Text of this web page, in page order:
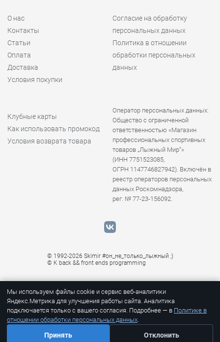
О нас
Контакты
Статьи
Оплата
Доставка
Условия покупки
Согласие на обработку
персональных данных
Политика в отношении
обработки персональных
данных
Клубные карты
Как использовать промокод
Условия возврата товара
Оператор персональных данных:
Общество с ограниченной
ответственностью «Магазин
профессиональных спортивных
товаров „Лыжный Мир“»
(ИНН 7751523085,
ОГРН 1147746827942). Включён в
реестр операторов персональных
данных Роскомнадзора,
рег. № 77-23-156092.
© 1992-2026 Skimir #он_не_только_лыжный ;)
© K back && front ends programming
Мы используем файлы cookie и сервис веб-аналитики
Яндекс.Метрика для улучшения работы сайта. Аналитика
подключается только с вашего согласия. Подробнее — в Политике в
отношении обработки персональных данных.
Принять Отклонить